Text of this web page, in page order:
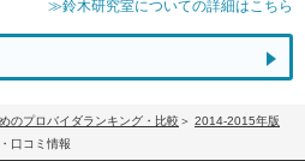
≫鈴木研究室についての詳細はこちら
のプロバイダランキング・比較
2014-2015年版
口コミ情報